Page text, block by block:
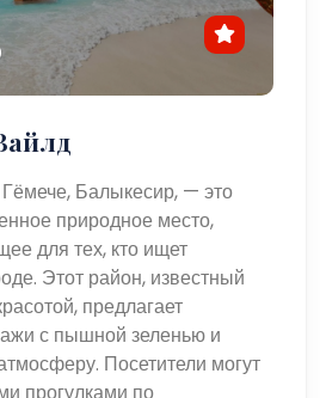
Балыкесир, — это
природное место,
для тех, кто ищет
Этот район, известный
предлагает
с пышной зеленью и
Посетители могут
прогулками по